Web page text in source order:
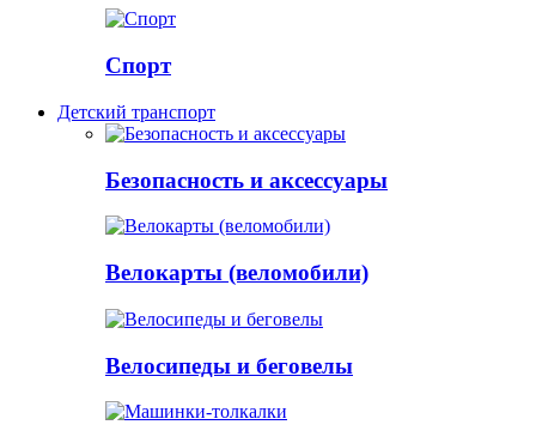
Спорт
Детский транспорт
Безопасность и аксессуары
Велокарты (веломобили)
Велосипеды и беговелы